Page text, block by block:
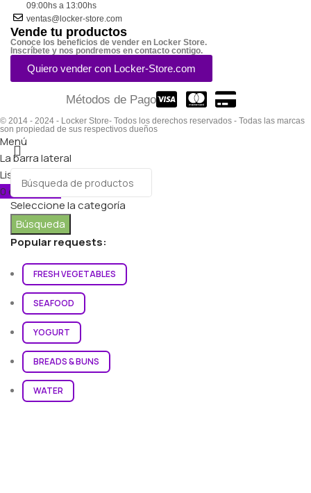
09:00hs a 13:00hs
ventas@locker-store.com
Vende tu productos
Conoce los beneficios de vender en Locker Store.
Inscríbete y nos pondremos en contacto contigo.
Quiero vender con Locker-Store.com
Métodos de Pago
© 2014 - 2024 - Locker Store- Todos los derechos reservados - Todas las marcas
son propiedad de sus respectivos dueños
Seleccione la categoría
Búsqueda
Popular requests:
FRESH VEGETABLES
SEAFOOD
YOGURT
BREADS & BUNS
WATER
Menú
La barra lateral
Lista de deseos
0 elementosCarro